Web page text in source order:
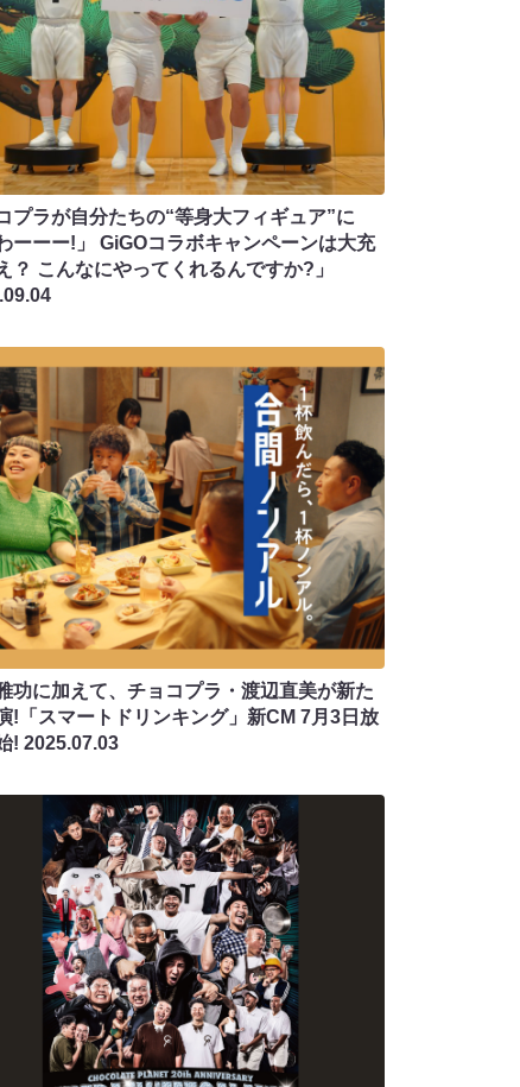
プラが自分たちの“等身大フィギュア”に
ーーー!」 GiGOコラボキャンペーンは大充
？ こんなにやってくれるんですか?」
功に加えて、チョコプラ・渡辺直美が新た
!「スマートドリンキング」新CM 7月3日放
! 2025.07.03